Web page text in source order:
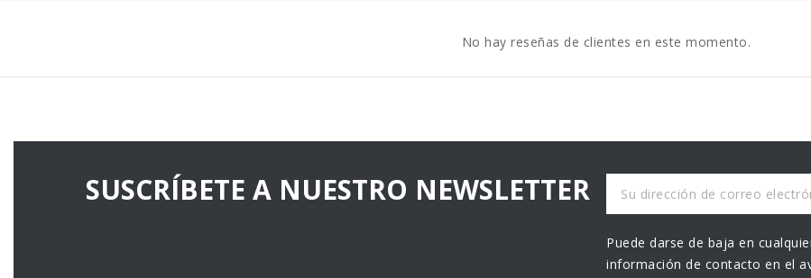
No hay reseñas de clientes en este momento.
SUSCRÍBETE A NUESTRO NEWSLETTER
Puede darse de baja en
información de contacto en el